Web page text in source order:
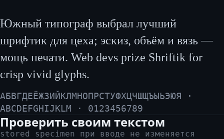
Южный типограф выбрал лучший
шрифтик для цеха; эскиз, объём и вязь —
мощь печати. Web devs prize Shriftik for
crisp vivid glyphs.
АБВГДЕЁЖЗИЙКЛМНОПРСТУФХЦЧШЩЪЫЬЭЮЯ ·
ABCDEFGHIJKLM · 0123456789
Проверить своим текстом
stored specimen при вводе не изменяется